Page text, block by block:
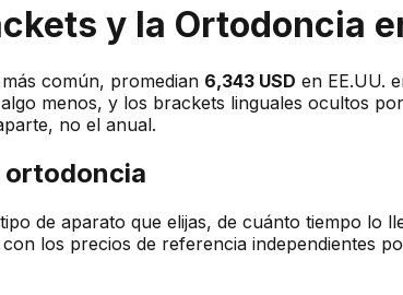
y la Ortodoncia
común, promedian 6,343 USD en EE.UU.
menos, y los brackets linguales ocultos
no el anual.
ortodoncia
de aparato que elijas, de cuánto tiempo
los precios de referencia independientes